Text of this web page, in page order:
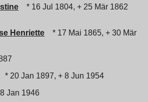
* 16 Jul 1804, + 25 Mär 1862
Henriette
* 17 Mai 1865, + 30 Mär
* 20 Jan 1897, + 8 Jun 1954
Jan 1946